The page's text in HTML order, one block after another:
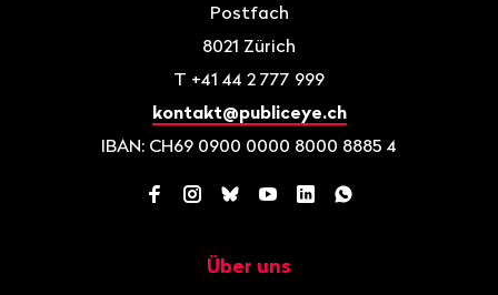
Postfach
8021 Zürich
T +41 44 2 777 999
kontakt@publiceye.ch
IBAN: CH69 0900 0000 8000 8885 4
Facebook
Instagram
BlueskyYouTube
LinkedInWhatsApp
Über uns